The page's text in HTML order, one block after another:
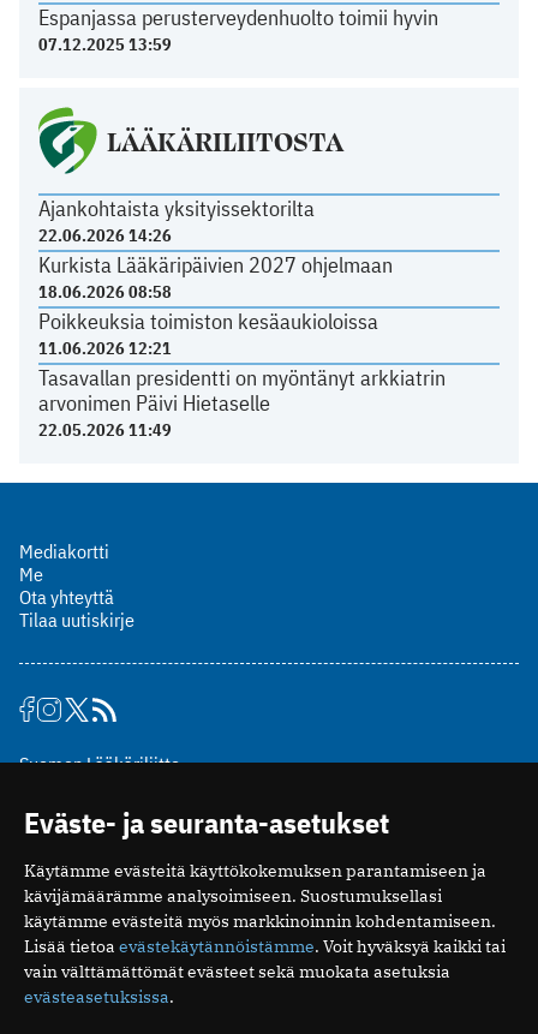
Espanjassa perusterveydenhuolto toimii hyvin
07.12.2025 13:59
LÄÄKÄRILIITOSTA
Ajankohtaista yksityissektorilta
22.06.2026 14:26
Kurkista Lääkäripäivien 2027 ohjelmaan
18.06.2026 08:58
Poikkeuksia toimiston kesäaukioloissa
11.06.2026 12:21
Tasavallan presidentti on myöntänyt arkkiatrin
arvonimen Päivi Hietaselle
22.05.2026 11:49
Mediakortti
Me
Ota yhteyttä
Tilaa uutiskirje
Suomen Lääkäriliitto
00510 Helsinki
puh. (09) 393 091
toimitus@potilaanlaakarilehti.fi
ISSN 2323-9476
Eväste- ja seuranta-asetukset
Käytämme evästeitä käyttökokemuksen parantamiseen ja
kävijämäärämme analysoimiseen. Suostumuksellasi
käytämme evästeitä myös markkinoinnin kohdentamiseen.
Lisää tietoa evästekäytännöistämme. Voit hyväksyä kaikki tai
vain välttämättömät evästeet sekä muokata asetuksia
evästeasetuksissa.